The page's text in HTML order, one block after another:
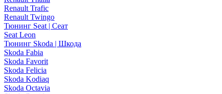
Renault Trafic
Renault Twingo
Тюнинг Seat | Сеат
Seat Leon
Тюнинг Skoda | Шкода
Skoda Fabia
Skoda Favorit
Skoda Felicia
Skoda Kodiaq
Skoda Octavia